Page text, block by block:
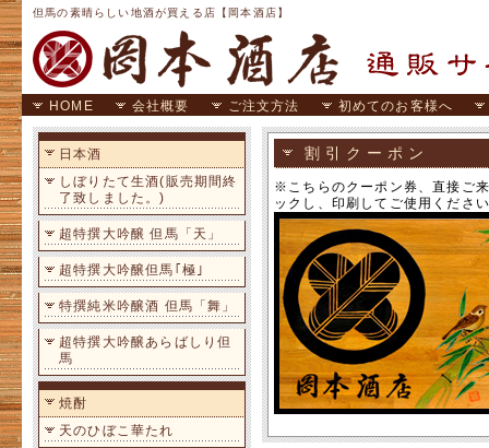
但馬の素晴らしい地酒が買える店【岡本酒店】
HOME 会社概要 ご注文方法 初めてのお客様へ
日本酒
しぼりたて生酒(販売期間終
了致しました。)
超特撰大吟醸 但馬「天」
超特撰大吟醸但馬｢極｣
特撰純米吟醸酒 但馬「舞」
超特撰大吟醸あらばしり但
馬
焼酎
天のひぼこ華たれ
割引クーポン
※こちらのクーポン券、直接ご
ックし、印刷してご使用くださ